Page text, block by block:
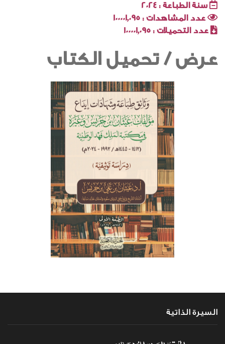
سنة الطباعة : 2024
عدد المشاهدات : 100001٬095
عدد التحميلات : 100001٬095
عرض / تحميل الكتاب
السيرة الذاتية